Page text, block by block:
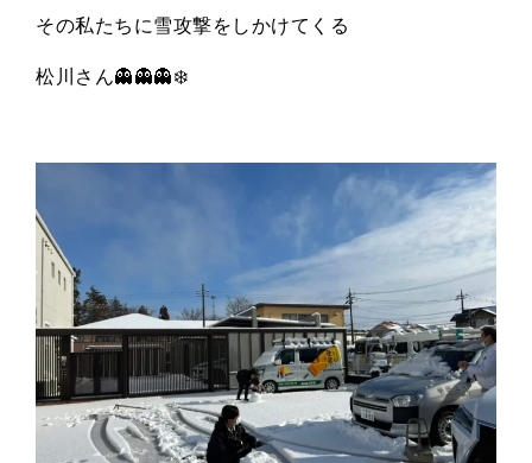
その私たちに雪攻撃をしかけてくる
松川さん👻👻👻❄️